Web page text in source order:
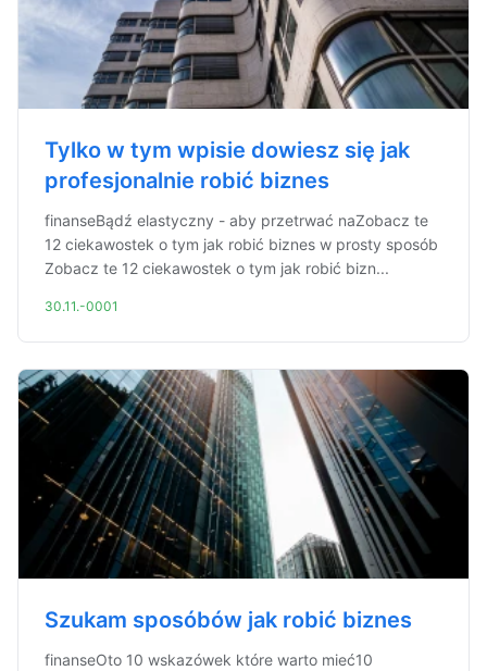
Tylko w tym wpisie dowiesz się jak
profesjonalnie robić biznes
finanseBądź elastyczny - aby przetrwać naZobacz te
12 ciekawostek o tym jak robić biznes w prosty sposób
Zobacz te 12 ciekawostek o tym jak robić bizn...
30.11.-0001
Szukam sposóbów jak robić biznes
finanseOto 10 wskazówek które warto mieć10